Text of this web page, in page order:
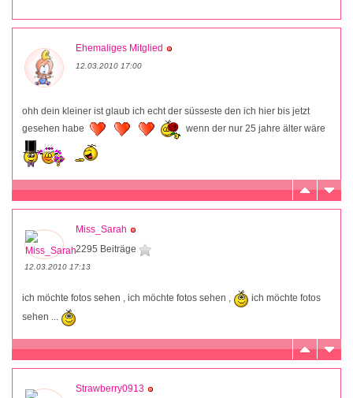
Ehemaliges Mitglied
12.03.2010 17:00
ohh dein kleiner ist glaub ich echt der süsseste den ich hier bis jetzt
gesehen habe
wenn der nur 25 jahre älter wäre
Miss_Sarah
2295 Beiträge
12.03.2010 17:13
ich möchte fotos sehen , ich möchte fotos sehen ,
ich möchte fotos
sehen ...
Strawberry0913